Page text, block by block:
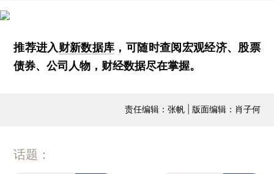
推荐进入财新数据库 ，可随时查阅宏观经济、股票
债券、公司人物，财经数据尽在掌握。
责任编辑：张帆 | 版面编辑：肖子何
话题：